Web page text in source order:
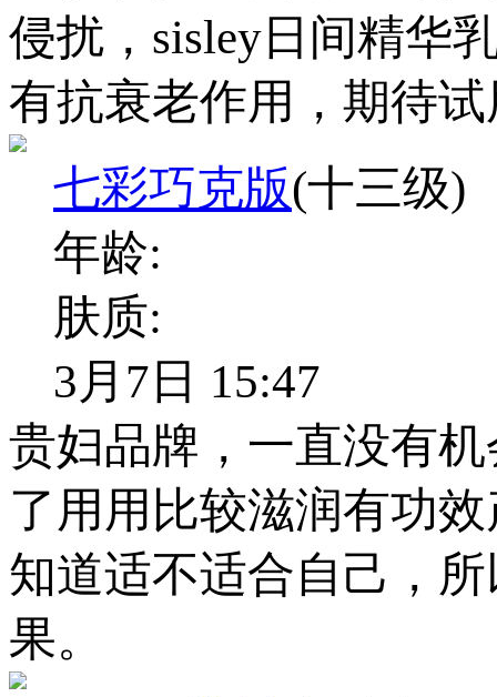
侵扰，sisley日间精华
有抗衰老作用，期待试
七彩巧克版(十三级)
年龄:
肤质:
3月7日 15:47
贵妇品牌，一直没有
了用用比较滋润有功
知道适不适合自己，
果。